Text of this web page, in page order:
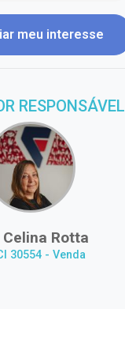
meu interesse
RESPONSÁVEL
Celina Rotta
30554 - Venda